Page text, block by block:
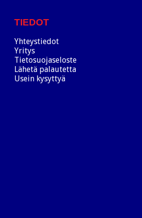
TIEDOT
Yhteystiedot
Yritys
Tietosuojaseloste
Lähetä palautetta
Usein kysyttyä